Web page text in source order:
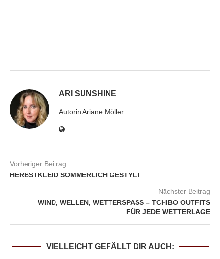
ARI SUNSHINE
Autorin Ariane Möller
Vorheriger Beitrag
HERBSTKLEID SOMMERLICH GESTYLT
Nächster Beitrag
WIND, WELLEN, WETTERSPASS – TCHIBO OUTFITS F
ÜR JEDE WETTERLAGE
VIELLEICHT GEFÄLLT DIR AUCH: